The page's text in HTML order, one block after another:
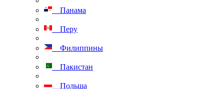
Панама
Перу
Филиппины
Пакистан
Польша